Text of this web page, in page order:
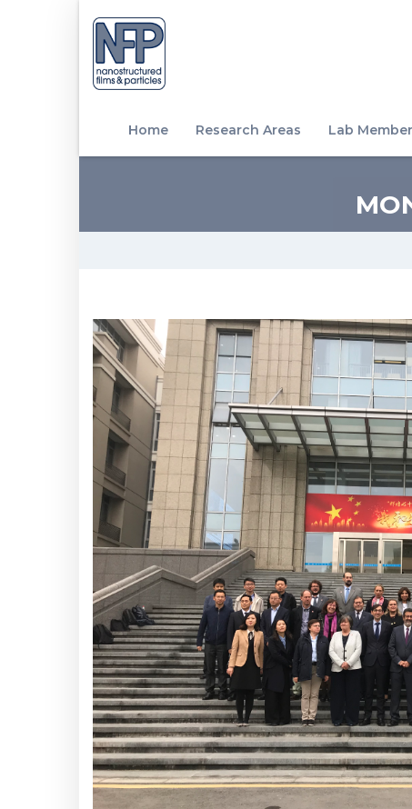
Home Research Areas Lab